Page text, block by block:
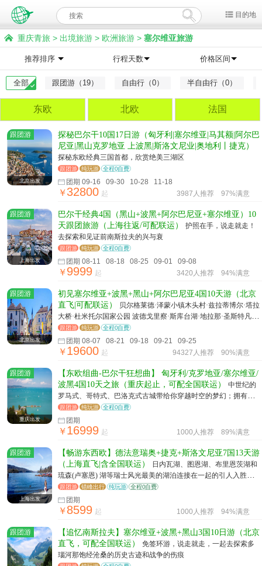
目的地
重庆青旅 > 出境旅游 > 欧洲旅游 > 塞尔维亚旅游
推荐排序 行程天数 价格区间
全部 跟团游（19） 自由行（0） 半自由行（0）
东欧 北欧 法国
跟团游
北京出发
探秘巴尔干10国17日游（匈牙利|塞尔维亚|马其额|阿尔巴
尼亚|黑山克罗地亚 上波黑|斯洛文尼业|奥地利丨捷克）
探秘东欧经典三国首都，欣赏绝美三湖区
跟团游 纯玩游 全程0自费
团期 09-16 09-30 10-28 11-18
￥32800 起 3987人推荐 97%满意
跟团游
上海出发
巴尔干经典4国（黑山+波黑+阿尔巴尼亚+塞尔维亚）10
天跟团旅游（上海往返/可配联运）
护照在手，说走就走！
去探索和见证前南斯拉夫的兴与衰
跟团游 纯玩游 全程0自费
团期 08-11 08-18 08-25 09-01 09-08
￥9999 起 3420人推荐 94%满意
跟团游
北京出发
初见塞尔维亚+波黑+黑山+阿尔巴尼亚4国10天游（北京
直飞|可配联运）
贝尔格莱德·泽蒙小镇木头村·兹拉蒂博尔·塔拉
大桥·杜米托尔国家公园 波德戈里察·斯库台湖·地拉那·圣斯特凡岛
·科托尔·莫斯塔尔·萨拉热窝
跟团游 纯玩游 全程0自费
团期 08-07 08-21 09-18 09-21 09-25
￥19600 起 94327人推荐 90%满意
跟团游
重庆出发
【东欧组曲-巴尔干狂想曲】 匈牙利/克罗地亚/塞尔维亚/
波黑4国10天之旅（重庆起止，可配全国联运）
中世纪的
罗马式、哥特式、巴洛克式古城带给你穿越时空的梦幻；拥有最
完整的中世纪建筑风格，以及防御性最强的古城墙。
跟团游 纯玩游 全程0自费
团期
￥16999 起 1000人推荐 89%满意
跟团游
上海出发
【畅游东西欧】德法意瑞奥+捷克+斯洛文尼亚7国13天游
（上海直飞|含全国联运）
日内瓦湖、图恩湖、布里恩茨湖和
琉森(卢塞恩) 湖等瑞士风光最美的湖泊连接在一起的引人入胜的
线路
跟团游 错峰出行 纯玩游 全程0自费
团期
￥8599 起 1000人推荐 94%满意
跟团游
【追忆南斯拉夫】塞尔维亚+波黑+黑山3国10日游（北京
直飞，可配全国联运）
免签环游，说走就走，一起去探索多
瑙河那饱经沧桑的历史古迹和战争的伤痕